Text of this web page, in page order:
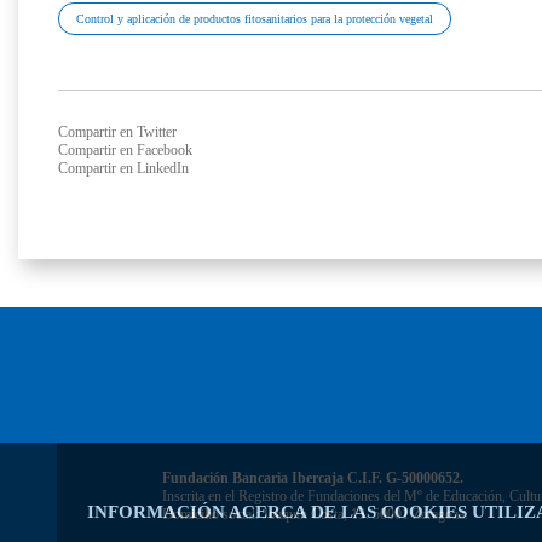
INFORMACIÓN ACERCA DE LAS COOKIES
Control y aplicación de productos fitosanitarios para la protección vegetal
Compartir en Twitter
Compartir en Facebook
Compartir en LinkedIn
Fundación Bancaria Ibercaja C.I.F. G-50000652.
Inscrita en el Registro de Fundaciones del Mº de Educación,
Domicilio social: Joaquín Costa, 13. 50001 Zaragoza.